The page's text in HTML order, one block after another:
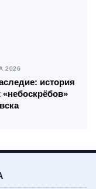
2026
история